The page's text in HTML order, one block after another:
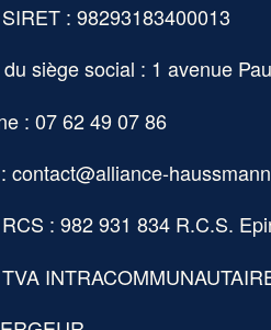
: 98293183400013
siège social : 1 avenue
:07 62 49 07 86
:contact@alliance-
: 982 931 834 R.C.S.